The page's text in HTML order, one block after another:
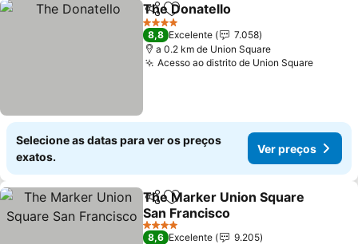
PartilharAdicionar aos favoritos
The Donatello
4 Estrelas
8,8 Excelente
7.058
a 0.2 km de Union Square
Acesso ao distrito de Union SquareVer
Selecione as datas para ver os preços
exatos.
Ver preços
PartilharAdicionar aos favoritos
The Marker Union Square
San Francisco
Ver preços
4 Estrelas
8,6 Excelente
9.205